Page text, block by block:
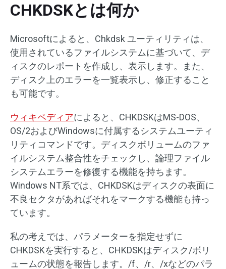
CHKDSKとは何か
Microsoftによると、Chkdsk ユーティリティは、
使用されているファイルシステムに基づいて、デ
ィスクのレポートを作成し、表示します。また、
ディスク上のエラーを一覧表示し、修正すること
も可能です。
ウィキペディアによると、CHKDSKはMS-DOS、
OS/2およびWindowsに付属するシステムユーティ
リティコマンドです。ディスクボリュームのファ
イルシステム整合性をチェックし、論理ファイル
システムエラーを修復する機能を持ちます。
Windows NT系では、CHKDSKはディスクの表面に
不良セクタがあればそれをマークする機能も持っ
ています。
私の考えでは、パラメーターを指定せずに
CHKDSKを実行すると、CHKDSKはディスク/ボリ
ュームの状態を報告します。/f、/r、/xなどのパラ